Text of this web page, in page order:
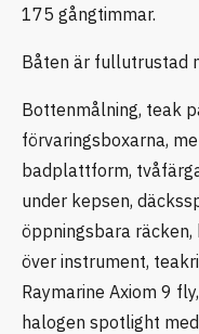
175 gångtimmar.
Båten är fullutrustad
Bottenmålning, teak
förvaringsboxarna,
badplattform,
under kepsen,
öppningsbara
över instrument,
Raymarine Axiom 9
halogen spotlight